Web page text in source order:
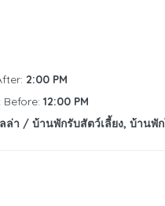
2:00 PM
12:00 PM
ล่า / บ้านพักรับสัตว์เลี้ยง, บ้านพั